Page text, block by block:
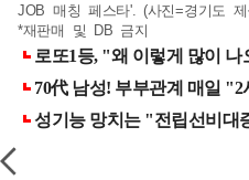
JOB 매칭 페스타'. (사진=경기도 제
*재판매 및 DB 금지